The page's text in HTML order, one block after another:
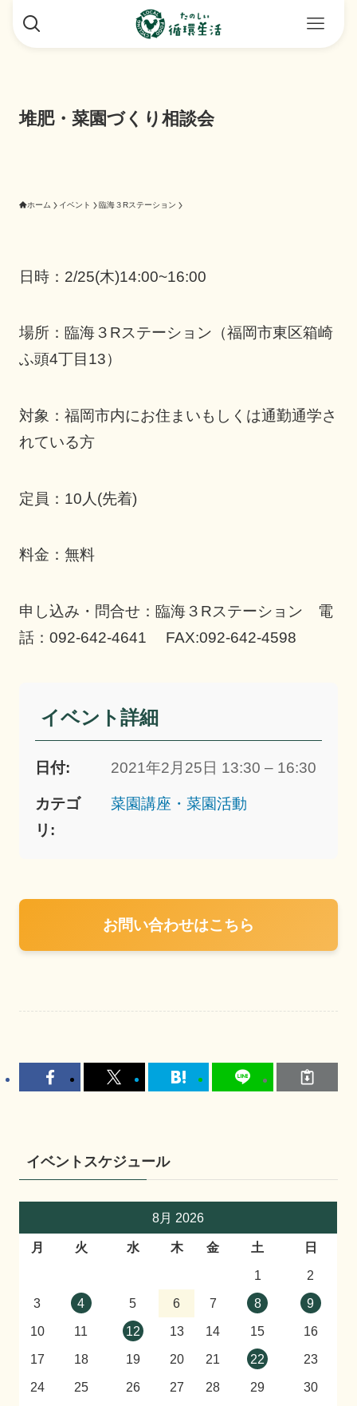
堆肥・菜園づくり相談会
ホーム イベント 臨海３Rステーション
日時：2/25(木)14:00~16:00
場所：臨海３Rステーション（福岡市東区箱崎
ふ頭4丁目13）
対象：福岡市内にお住まいもしくは通勤通学さ
れている方
定員：10人(先着)
料金：無料
申し込み・問合せ：臨海３Rステーション 電
話：092-642-4641 FAX:092-642-4598
イベント詳細
日付: 2021年2月25日 13:30 – 16:30
カテゴ
リ:
菜園講座・菜園活動
お問い合わせはこちら
イベントスケジュール
8月 2026
月 火 水 木 金 土
日
1
2
3
4 5 6 7 8
9
10
11 12 13 14 15
16
17
18 19 20 21 22
23
24
25 26 27 28 29
30